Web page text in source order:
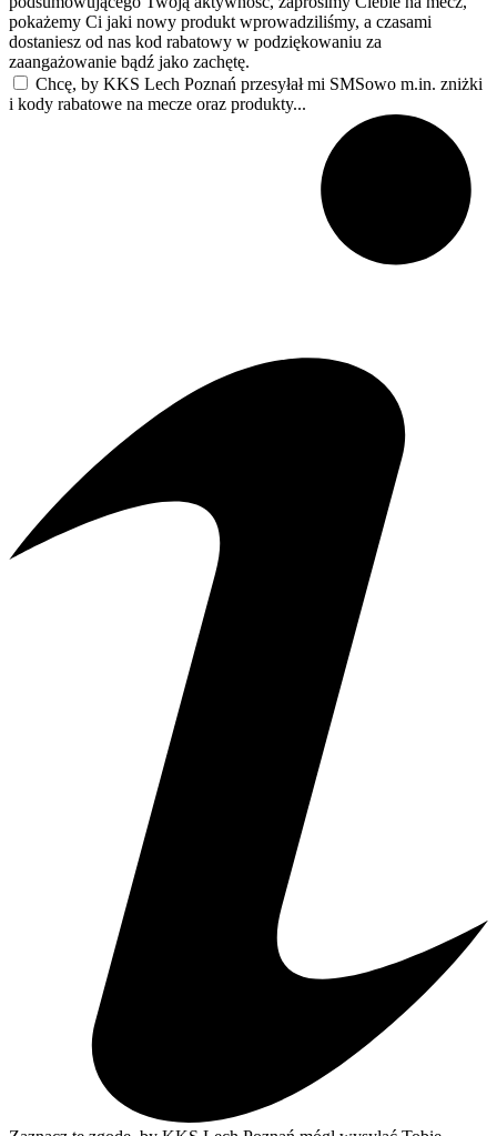
pokażemy Ci jaki nowy produkt wprowadziliśmy, a czasami
dostaniesz od nas kod rabatowy w podziękowaniu za
zaangażowanie bądź jako zachętę.
Chcę, by KKS Lech Poznań przesyłał mi SMSowo m.in. zniżki
i kody rabatowe na mecze oraz produkty...